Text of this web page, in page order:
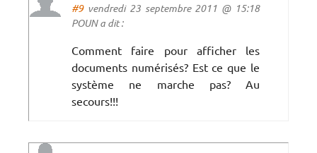
#9vendredi 23 septembre 2011 @ 15:18
POUN a dit :
Comment faire pour afficher les
documents numérisés? Est ce que le
système ne marche pas? Au
secours!!!